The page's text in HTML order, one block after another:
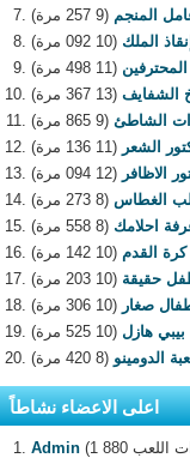
المنجم (9 257 مرة)
الملك (10 092 مرة)
(11 498 مرة)
الشفايف (13 367 مرة)
الشاطئ (9 865 مرة)
الشعر (11 136 مرة)
الاظافر (12 094 مرة)
الغطاس (8 273 مرة)
احلامك (8 558 مرة)
كرة القدم (10 142 مرة)
حقيقة (10 203 مرة)
صغار (10 306 مرة)
هازل (10 525 مرة)
الدومينو (8 420 مرة)
اعلى الاعضاء نشاطاً
Admin